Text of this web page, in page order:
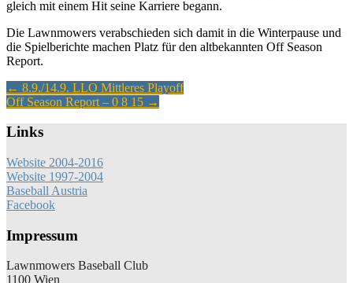
gleich mit einem Hit seine Karriere begann.
Die Lawnmowers verabschieden sich damit in die Winterpause und
die Spielberichte machen Platz für den altbekannten Off Season
Report.
Artikel-
Navigation
← 8.9./14.9. LLO Mittleres Playoff
Off Season Report – 0 8 15 →
Links
Website 2004-2016
Website 1997-2004
Baseball Austria
Facebook
Impressum
Lawnmowers Baseball Club
1100 Wien